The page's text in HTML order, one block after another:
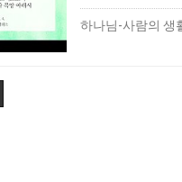
하나님-사람의 생